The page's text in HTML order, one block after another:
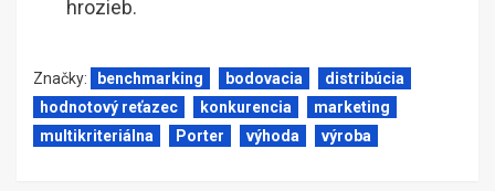
hrozieb.
Značky: benchmarking bodovacia
distribúcia
hodnotový reťazec
konkurencia
marketing
multikriteriálna
Porter výhoda výroba